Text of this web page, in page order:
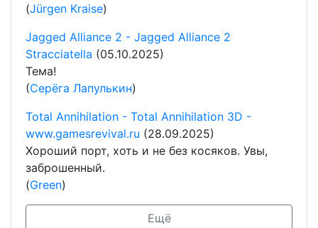
(Jürgen Kraise)
Jagged Alliance 2 - Jagged Alliance 2
Stracciatella (05.10.2025)
Тема!
(Серёга Лапулькин)
Total Annihilation - Total Annihilation 3D -
www.gamesrevival.ru (28.09.2025)
Хороший порт, хоть и не без косяков. Увы,
заброшенный.
(Green)
Ещё